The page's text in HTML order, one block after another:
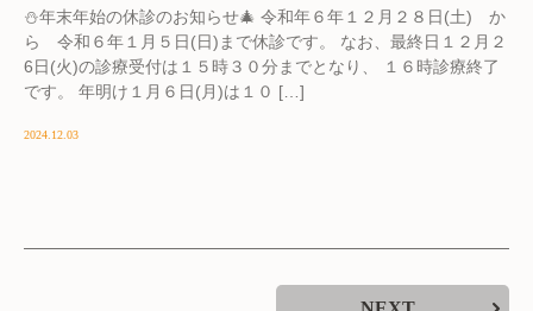
⛄年末年始の休診のお知らせ🎄 令和年６年１２月２８日(土) か
ら 令和６年１月５日(日)まで休診です。 なお、最終日１２月２
6日(火)の診療受付は１５時３０分までとなり、 １６時診療終了
です。 年明け１月６日(月)は１０ […]
2024.12.03